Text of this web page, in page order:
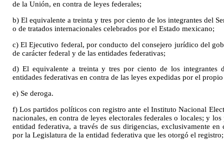
de la Unión, en contra de leyes federales;
b) El equivalente a treinta y tres por ciento de los integrantes del
o de tratados internacionales celebrados por el Estado mexicano;
c) El Ejecutivo federal, por conducto del consejero jurídico del
de carácter federal y de las entidades federativas;
d) El equivalente a treinta y tres por ciento de los integrantes
entidades federativas en contra de las leyes expedidas por el
e) Se deroga.
f) Los partidos políticos con registro ante el Instituto Nacional
nacionales, en contra de leyes electorales federales o locales; y
entidad federativa, a través de sus dirigencias, exclusivamente en
por la Legislatura de la entidad federativa que les otorgó el registro;